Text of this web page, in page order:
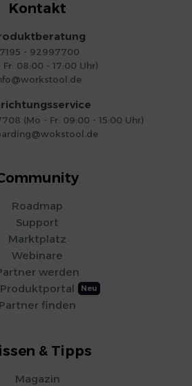
Kontakt
- 92997700
Fr: 08:00 - 17:00 Uhr)
(Mo - Fr: 09:00 - 15:00 Uhr)
Roadmap
Support
Marktplatz
Webinare
werden
Produktportal
Partner finden
& Tipps
Magazin